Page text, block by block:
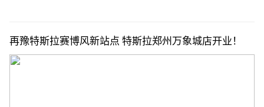
再豫特斯拉赛博风新站点 特斯拉郑州万象城店开业！